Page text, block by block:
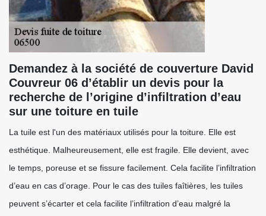
Demandez à la société de couverture David
Couvreur 06 d’établir un devis pour la
recherche de l’origine d’infiltration d’eau
sur une toiture en tuile
La tuile est l'un des matériaux utilisés pour la toiture. Elle est
esthétique. Malheureusement, elle est fragile. Elle devient, avec
le temps, poreuse et se fissure facilement. Cela facilite l’infiltration
d’eau en cas d’orage. Pour le cas des tuiles faîtières, les tuiles
peuvent s’écarter et cela facilite l’infiltration d’eau malgré la